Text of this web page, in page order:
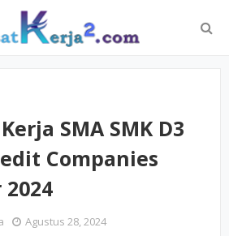
SMA SMK D3
Companies
Agustus 28, 2024